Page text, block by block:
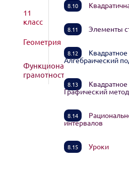
11
класс
Геометрия
Функциональная
грамотность
8.10
8.11 Элементы
8.12
Алгебраический
8.13
Графический метод
8.14
интервалов
8.15 Уроки